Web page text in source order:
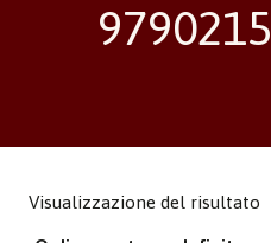
Visualizzazione del risultato